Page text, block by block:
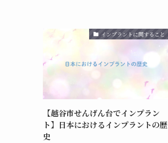
インプラントに関すること
【越谷市せんげん台でインプラン
ト】日本におけるインプラントの歴
史